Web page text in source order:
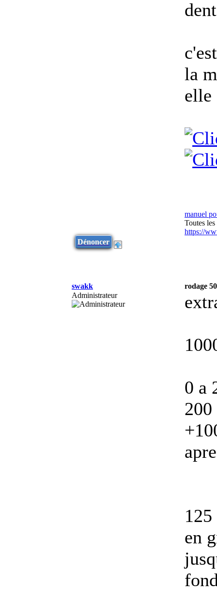
la
elle
manuel
Toutes
https://
Dénoncer
swakk
rodage
Administrateur
0 a
125
en